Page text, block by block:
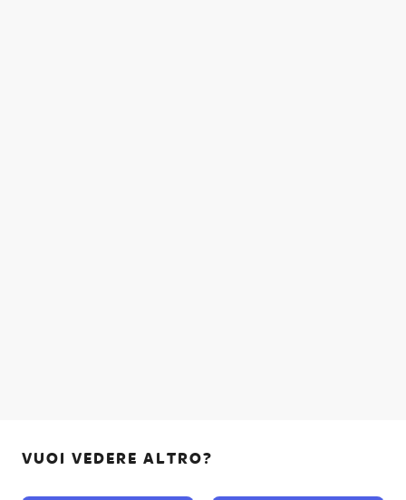
VUOI VEDERE ALTRO?